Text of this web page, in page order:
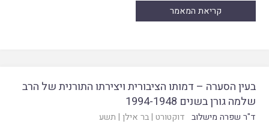
קריאת המאמר
בעין הסערה – דמותו הציבורית ויצירתו התורנית של הרב
שלמה גורן בשנים 1994-1948
ד"ר שפרה מישלוב דוקטורט |בר אילן | תשע